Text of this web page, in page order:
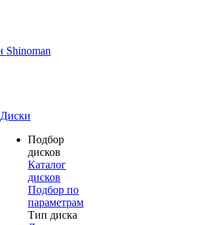
Диски
Подбор
дисков
Каталог
дисков
Подбор по
параметрам
Тип диска